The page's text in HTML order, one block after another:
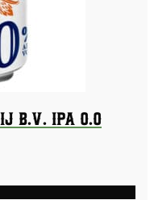
IPA 0.0